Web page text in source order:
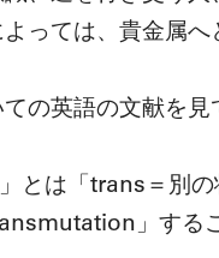
っては、貴金属へ
ての英語の文献を
とは「trans＝別
」する